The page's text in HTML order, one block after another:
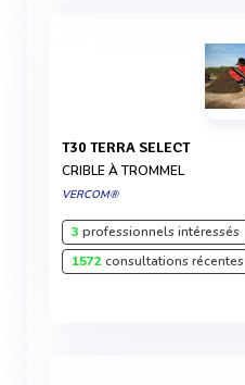
T30 TERRA SELECT
CRIBLE À TROMMEL
VERCOM®
3 professionnels intéressés
1572consultations récentes